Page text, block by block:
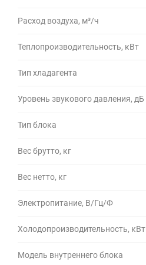
Расход воздуха, м³/ч
Теплопроизводительность, кВт
Тип хладагента
Уровень звукового давления, дБ
Тип блока
Вес брутто, кг
Вес нетто, кг
Электропитание, В/Гц/Ф
Холодопроизводительность, кВт
Модель внутреннего блока